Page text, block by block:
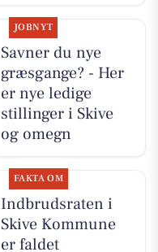
JOBNYT
Savner du nye
græsgange? - Her
er nye ledige
stillinger i Skive
og omegn
FAKTA OM
Indbrudsraten i
Skive Kommune
er faldet